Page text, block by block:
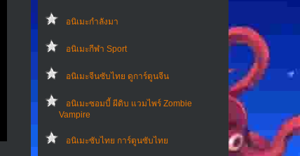
อนิเมะกำลังมา
อนิเมะกีฬา Sport
อนิเมะจีนซับไทย ดูการ์ตูนจีน
อนิเมะซอมบี้ ผีดิบ แวมไพร์ Zombie
Vampire
อนิเมะซับไทย การ์ตูนซับไทย